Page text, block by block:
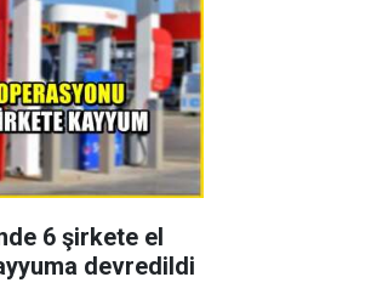
6 şirkete el
devredildi